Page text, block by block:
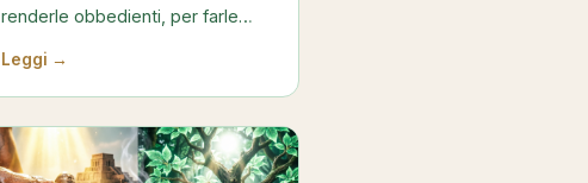
renderle obbedienti, per farle…
Leggi →